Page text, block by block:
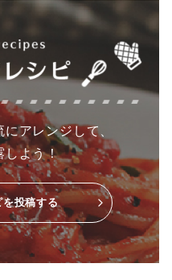
アレンジして、
しよう！
を投稿する